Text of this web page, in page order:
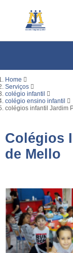
Home
Serviços
colégio infantil
colégio ensino infantil
colégios infantil Jardim
Colégios
de Mello